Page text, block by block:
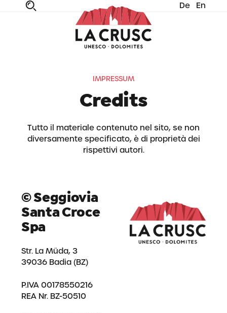
De En
IMPRESSUM
Credits
Tutto il materiale contenuto nel sito, se non
diversamente specificato, è di proprietà dei
rispettivi autori.
© Seggiovia
Santa Croce
Spa
Str. La Müda, 3
39036 Badia (BZ)
P.IVA 00178550216
REA Nr. BZ-50510